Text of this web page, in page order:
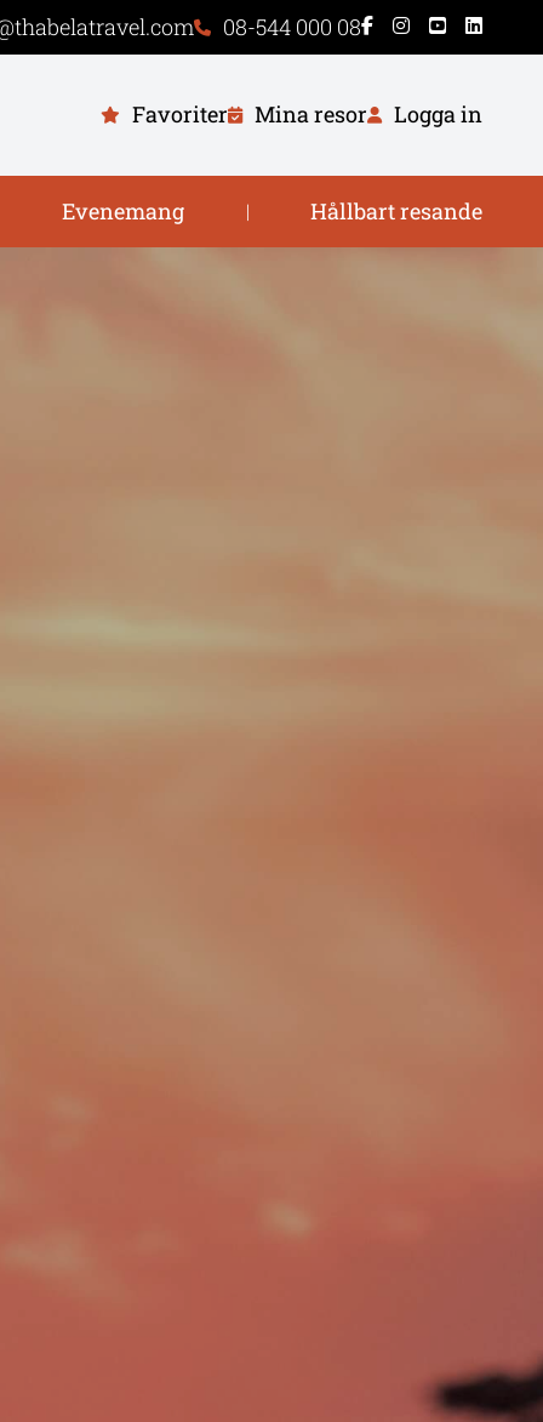
08-544 000 08
Favoriter Mina resor Logga in
Evenemang | Hållbart resande